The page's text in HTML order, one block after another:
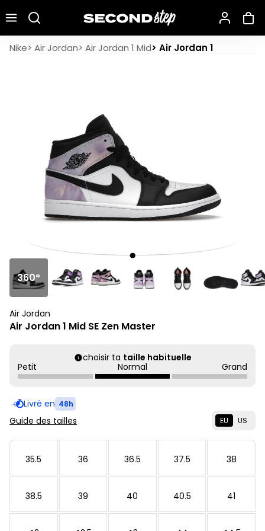
Nike> Air Jordan> Air Jordan 1 Mid> Air Jordan 1
Air Jordan 1 Mid SE Zen Master
360°
Air Jordan
Air Jordan 1 Mid SE Zen Master
choisir ta taille habituelle
Petit
Normal Grand
Livré en 48h
Guide des tailles EU US
35.5 36 36.5 37.5 38
38.5 39 40 40.5 41